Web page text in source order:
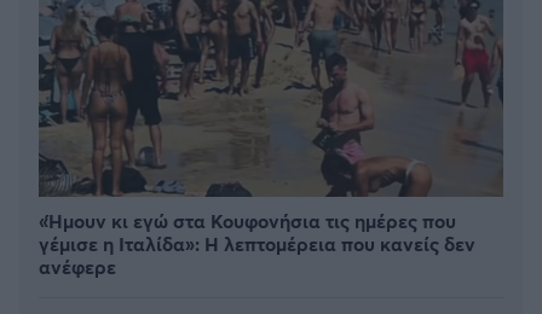
«Ήμουν κι εγώ στα Κουφονήσια τις ημέρες που
γέμισε η Ιταλίδα»: Η λεπτομέρεια που κανείς δεν
ανέφερε